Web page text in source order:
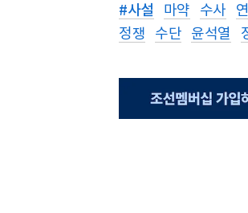
#사설 마약 수사
정쟁
수단 윤석열